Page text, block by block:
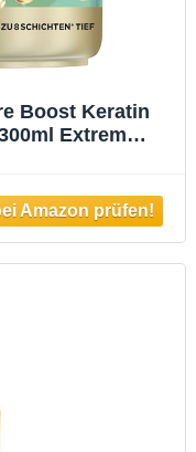
Boost Keratin
Extrem
Nutri-Plex-